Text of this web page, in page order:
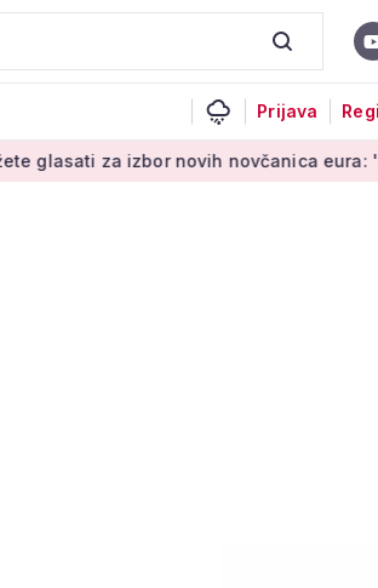
Prijava
novih novčanica eura: 'Među